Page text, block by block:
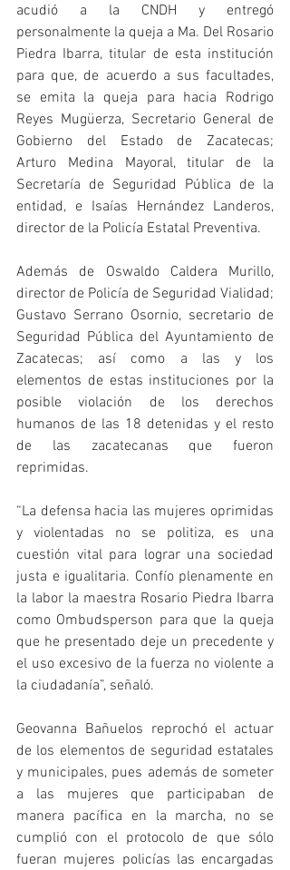
acudió a la CNDH y entregó
personalmente la queja a Ma. Del Rosario
Piedra Ibarra, titular de esta institución
para que, de acuerdo a sus facultades,
se emita la queja para hacia Rodrigo
Reyes Mugüerza, Secretario General de
Gobierno del Estado de Zacatecas;
Arturo Medina Mayoral, titular de la
Secretaría de Seguridad Pública de la
entidad, e Isaías Hernández Landeros,
director de la Policía Estatal Preventiva.
Además de Oswaldo Caldera Murillo,
director de Policía de Seguridad Vialidad;
Gustavo Serrano Osornio, secretario de
Seguridad Pública del Ayuntamiento de
Zacatecas; así como a las y los
elementos de estas instituciones por la
posible violación de los derechos
humanos de las 18 detenidas y el resto
de las zacatecanas que fueron
reprimidas.
“La defensa hacia las mujeres oprimidas
y violentadas no se politiza, es una
cuestión vital para lograr una sociedad
justa e igualitaria. Confío plenamente en
la labor la maestra Rosario Piedra Ibarra
como Ombudsperson para que la queja
que he presentado deje un precedente y
el uso excesivo de la fuerza no violente a
la ciudadanía”, señaló.
Geovanna Bañuelos reprochó el actuar
de los elementos de seguridad estatales
y municipales, pues además de someter
a las mujeres que participaban de
manera pacífica en la marcha, no se
cumplió con el protocolo de que sólo
fueran mujeres policías las encargadas